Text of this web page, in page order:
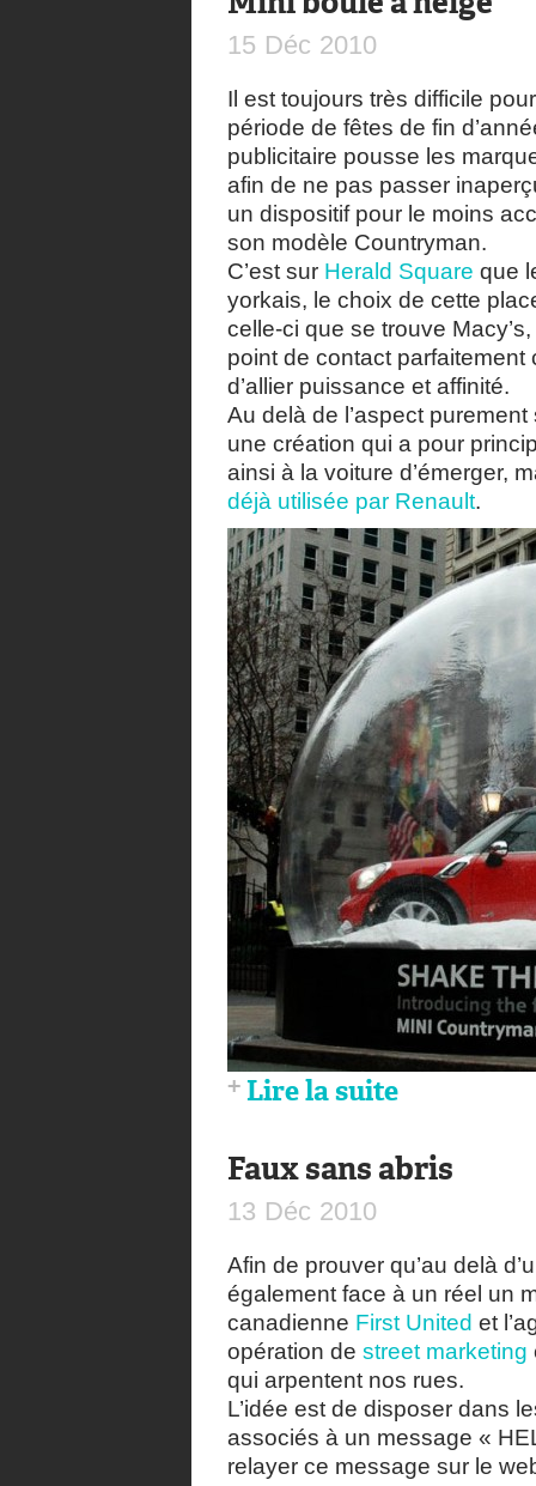
15 Déc 2010
Il est toujours très difficile
période de fêtes de fin
publicitaire pousse les
afin de ne pas passer
un dispositif pour le moins
son modèle Countryman.
C’est sur Herald Square que
yorkais, le choix de cette
celle-ci que se trouve
point de contact parfaitement
d’allier puissance et affinité.
Au delà de l’aspect
une création qui a pour
ainsi à la voiture d’émerger,
déjà utilisée par Renault.
Lire la suite
Faux sans abris
13 Déc 2010
Afin de prouver qu’au delà
également face à un réel un
canadienne First United et
opération de street marketing
qui arpentent nos rues.
L’idée est de disposer dans
associés à un message «
relayer ce message sur le